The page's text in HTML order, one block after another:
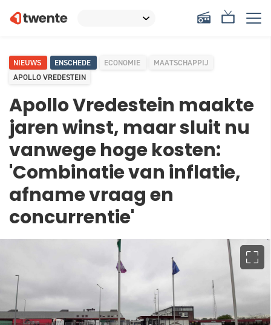
NIEUWS ENSCHEDE ECONOMIE
MAATSCHAPPIJ
APOLLO VREDESTEIN
Apollo Vredestein maakte
jaren winst, maar sluit nu
vanwege hoge kosten:
'Combinatie van inflatie,
afname vraag en
concurrentie'